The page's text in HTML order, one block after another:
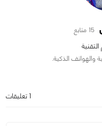
15 متابع
والهواتف الذكية.
1 تعليقات